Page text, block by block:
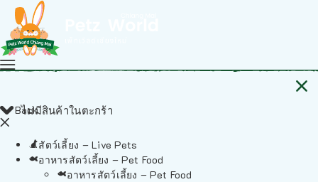
ไม่มีสินค้าในตะกร้า
Back
สัตว์เลี้ยง – Live Pets
อาหารสัตว์เลี้ยง – Pet Food
อาหารสัตว์เลี้ยง – Pet Food